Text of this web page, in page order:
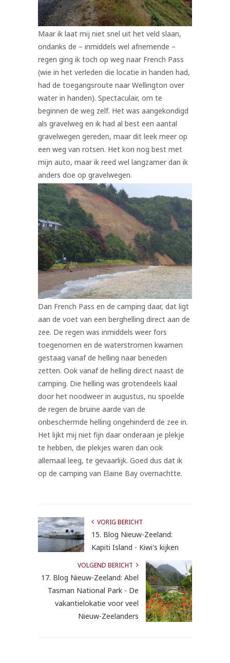
Maar ik laat mij niet snel uit het veld slaan,
ondanks de – inmiddels wel afnemende –
regen ging ik toch op weg naar French Pass
(wie in het verleden die locatie in handen had,
had de toegangsroute naar Wellington over
water in handen). Spectaculair, om te
beginnen de weg zelf. Het was aangekondigd
als gravelweg en ik had al best een aantal
gravelwegen gereden, maar dit leek meer op
een weg van rotsen. Het kon nog best met
mijn auto, maar ik reed wel langzamer dan ik
anders doe op gravelwegen.
Dan French Pass en de camping daar, dat ligt
aan de voet van een berghelling direct aan de
zee. De regen was inmiddels weer fors
toegenomen en de waterstromen kwamen
gestaag vanaf de helling naar beneden
zetten. Ook vanaf de helling direct naast de
camping. Die helling was grotendeels kaal
door het noodweer in augustus, nu spoelde
de regen de bruine aarde van de
onbeschermde helling ongehinderd de zee in.
Het lijkt mij niet fijn daar onderaan je plekje
te hebben, die plekjes waren dan ook
allemaal leeg, te gevaarlijk. Goed dus dat ik
op de camping van Elaine Bay overnachtte.
VORIG BERICHT
15. Blog Nieuw-Zeeland:
Kapiti Island - Kiwi's kijken
VOLGEND BERICHT
17. Blog Nieuw-Zeeland: Abel
Tasman National Park - De
vakantielokatie voor veel
Nieuw-Zeelanders